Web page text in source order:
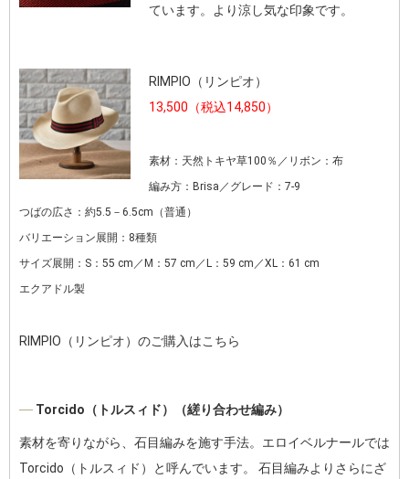
ています。より涼し気な印象です。
RIMPIO（リンピオ）
13,500（税込14,850）
素材：天然トキヤ草100％／リボン：布
編み方：Brisa／グレード：7-9
つばの広さ：約5.5－6.5cm（普通）
バリエーション展開：8種類
サイズ展開：S：55 cm／M：57 cm／L：59 cm／XL：61 cm
エクアドル製
RIMPIO（リンピオ）のご購入はこちら
Torcido（トルスィド）（縒り合わせ編み）
素材を寄りながら、石目編みを施す手法。エロイベルナールでは
Torcido（トルスィド）と呼んでいます。 石目編みよりさらにざ